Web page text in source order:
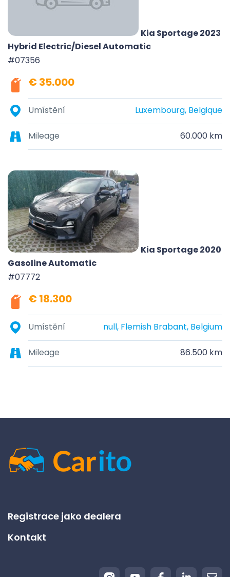
Kia Sportage 2023
Hybrid Electric/Diesel Automatic
#07356
€ 35.000
Umístění Luxembourg, Belgique
Mileage 60.000 km
Kia Sportage 2020
Gasoline Automatic
#07772
€ 18.300
Umístění null, Flemish Brabant, Belgium
Mileage 86.500 km
Registrace jako dealera
Kontakt